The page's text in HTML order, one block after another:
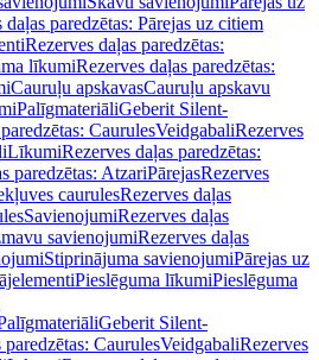
daļas paredzētas: Pārejas uz citiem
Rezerves daļas paredzētas:
līkumiRezerves daļas paredzētas:
Cauruļu apskavasCauruļu apskavu
PalīgmateriāliGeberit Silent-
CaurulesVeidgabaliRezerves
LīkumiRezerves daļas paredzētas:
paredzētas: AtzariPārejasRezerves
caurulesRezerves daļas
SavienojumiRezerves daļas
savienojumiRezerves daļas
Stiprinājuma savienojumiPārejas uz
Pieslēguma līkumiPieslēguma
Geberit Silent-
paredzētas: CaurulesVeidgabaliRezerves